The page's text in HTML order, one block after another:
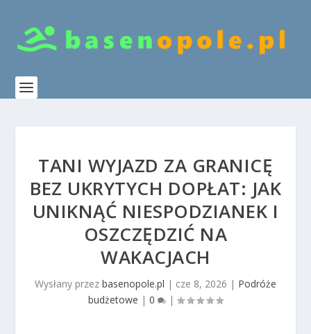
TANI WYJAZD ZA GRANICĘ
BEZ UKRYTYCH DOPŁAT: JAK
UNIKNĄĆ NIESPODZIANEK I
OSZCZĘDZIĆ NA
WAKACJACH
Wysłany przez basenopole.pl | cze 8, 2026 | Podróże
budżetowe | 0 |